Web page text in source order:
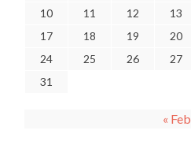
10
11 12 13
17
18 19 20
24
25 26 27
31
« Feb